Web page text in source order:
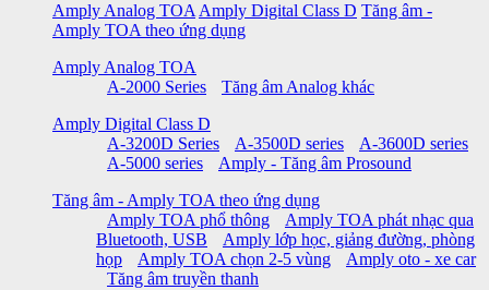
Amply Analog TOA Amply Digital Class D Tăng âm -
Amply TOA theo ứng dụng
Amply Analog TOA
A-2000 Series
Tăng âm Analog khác
Amply Digital Class D
A-3200D Series
A-3500D series
A-3600D series
A-5000 series
Amply - Tăng âm Prosound
Tăng âm - Amply TOA theo ứng dụng
Amply TOA phổ thông
Amply TOA phát nhạc qua
Bluetooth, USB
Amply lớp học, giảng đường, phòng
họp
Amply TOA chọn 2-5 vùng
Amply oto - xe car
Tăng âm truyền thanh